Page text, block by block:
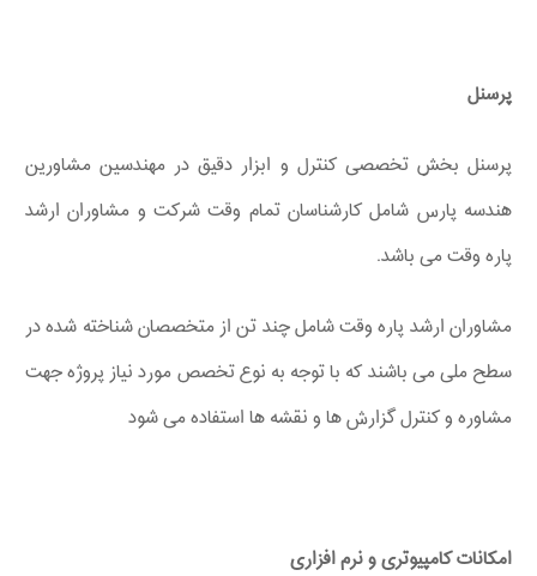
پرسنل
پرسنل بخش تخصصی کنترل و ابزار دقیق در مهندسین مشاورین
هندسه پارس شامل کارشناسان تمام وقت شرکت و مشاوران ارشد
پاره وقت می باشد.
مشاوران ارشد پاره وقت شامل چند تن از متخصصان شناخته شده در
سطح ملی می باشند که با توجه به نوع تخصص مورد نیاز پروژه جهت
مشاوره و کنترل گزارش ها و نقشه ها استفاده می شود
امکانات کامپیوتری و نرم افزاری